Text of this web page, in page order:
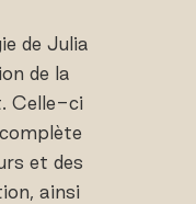
de Julia
de la
Celle-ci
et des
ainsi